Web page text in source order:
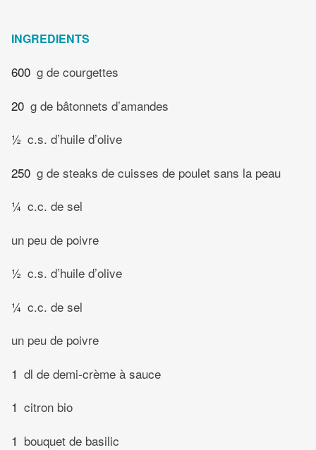
INGREDIENTS
600 g de courgettes
20 g de bâtonnets d’amandes
½ c.s. d’huile d’olive
250 g de steaks de cuisses de poulet sans la peau
¼ c.c. de sel
un peu de poivre
½ c.s. d’huile d’olive
¼ c.c. de sel
un peu de poivre
1 dl de demi-crème à sauce
1 citron bio
1 bouquet de basilic